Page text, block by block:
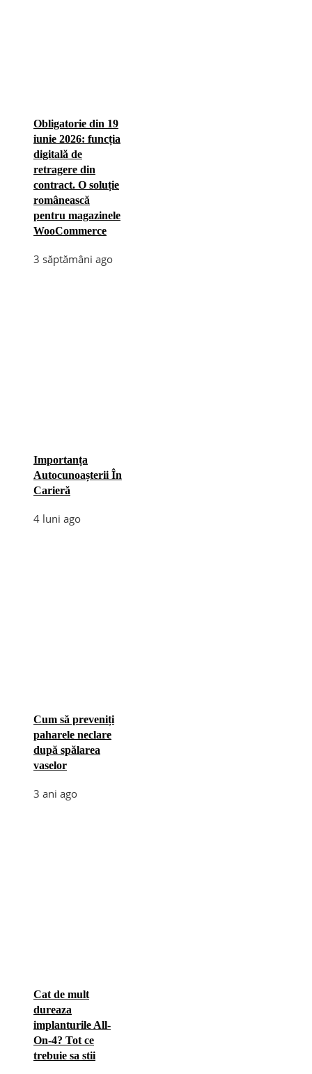
Obligatorie din 19
iunie 2026: funcția
digitală de
retragere din
contract. O soluție
românească
pentru magazinele
WooCommerce
3 săptămâni ago
Importanța
Autocunoașterii În
Carieră
4 luni ago
Cum să preveniți
paharele neclare
după spălarea
vaselor
3 ani ago
Cat de mult
dureaza
implanturile All-
On-4? Tot ce
trebuie sa stii